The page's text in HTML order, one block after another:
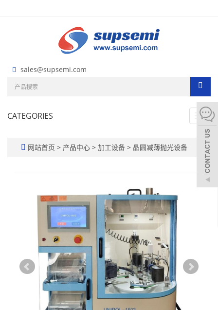
sales@supsemi.com
CATEGORIES
网站首页 > 产品中心 > 加工设备 > 晶圆减薄抛光设备